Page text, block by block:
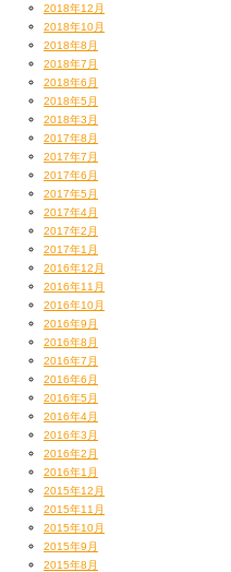
2018年12月
2018年10月
2018年8月
2018年7月
2018年6月
2018年5月
2018年3月
2017年8月
2017年7月
2017年6月
2017年5月
2017年4月
2017年2月
2017年1月
2016年12月
2016年11月
2016年10月
2016年9月
2016年8月
2016年7月
2016年6月
2016年5月
2016年4月
2016年3月
2016年2月
2016年1月
2015年12月
2015年11月
2015年10月
2015年9月
2015年8月